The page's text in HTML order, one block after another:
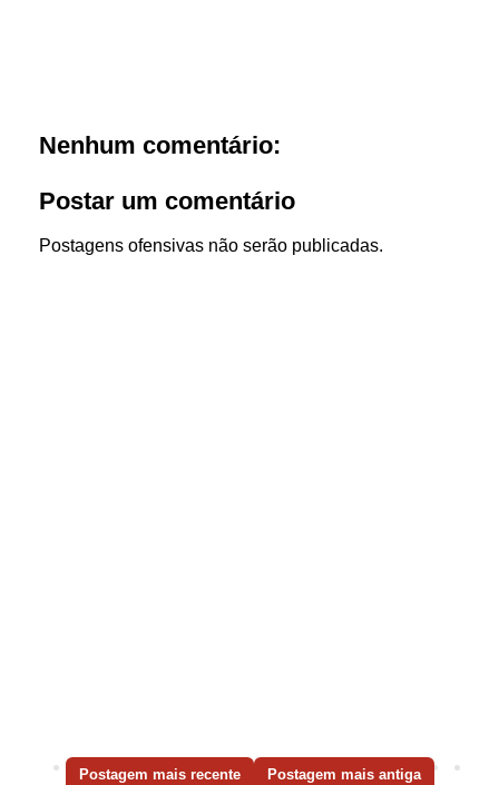
Nenhum comentário:
Postar um comentário
Postagens ofensivas não serão publicadas.
Postagem mais recente Postagem mais antiga